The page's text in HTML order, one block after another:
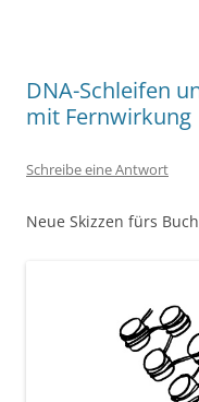
DNA-Schleifen
mit Fernwirkung
Schreibe eine Antwort
Neue Skizzen fürs